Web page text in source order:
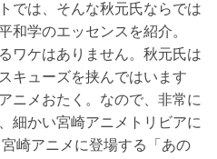
では、そんな秋元氏ならでは
和学のエッセンスを紹介。
ワケはありません。秋元氏は
キューズを挟んではいます
ニメおたく。なので、非常に
細かい宮崎アニメトリビアに
崎アニメに登場する「あの